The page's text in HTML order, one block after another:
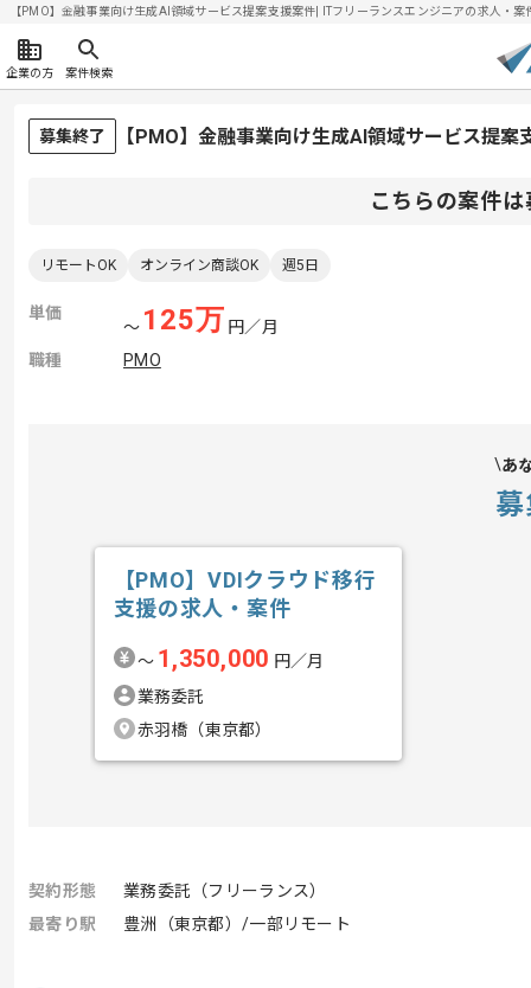
【PMO】金融事業向け生成AI領域サービス提案支援案件| ITフリーランスエンジニアの求人・
企業の方 案件検索
募集終了 【PMO】金融事業向け生成AI領域サービス提
こちらの案件
リモートOK オンライン商談OK 週5日
単価
〜 125万 円／月
職種
PMO
あ
【PMO】VDIクラウド移行
支援の求人・案件
〜 1,350,000 円／月
業務委託
赤羽橋（東京都）
契約形態
業務委託（フリーランス）
最寄り駅
豊洲（東京都）/一部リモート